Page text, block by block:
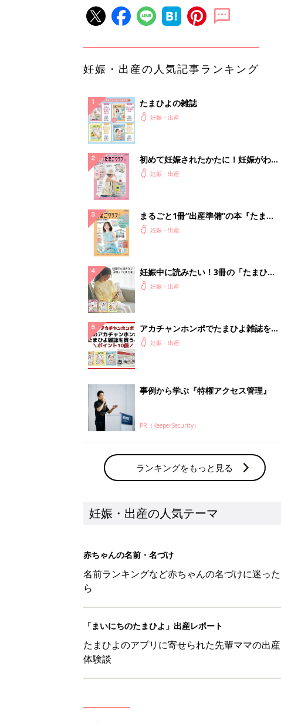
妊娠・出産の人気記事ランキング
たまひよの雑誌
妊娠・出産
初めて妊娠されたかたに！妊娠がわか
ったら最初に読む本『初めてのたまご
妊娠・出産
まるごと1冊“出産準備”の本『たまご
クラブ 夏号』〈スペシャル大特集〉
妊娠・出産
妊娠中に読みたい！3冊の「たまひ
よ」妊娠・出産
アカチャンホンポでたまひよ雑誌を買
うとポイント10倍【期間限定】
妊娠・出産
事例から学ぶ『特権アクセス管理』
PR（KeeperSecurity）
ランキングをもっと見る
妊娠・出産の人気テーマ
赤ちゃんの名前・名づけ
名前ランキングなど赤ちゃんの名づけに迷った
ら
「まいにちのたまひよ」出産レポート
たまひよのアプリに寄せられた先輩ママの出産
体験談